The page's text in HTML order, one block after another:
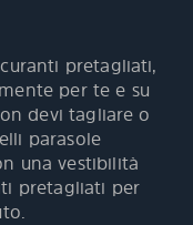
pretagliati,
per te e su
devi tagliare o
parasole
una vestibilità
pretagliati per